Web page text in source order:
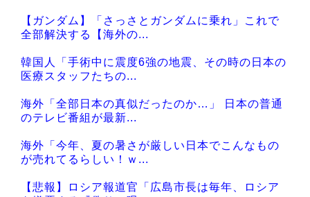
【ガンダム】「さっさとガンダムに乗れ」これで
全部解決する【海外の...
韓国人「手術中に震度6強の地震、その時の日本の
医療スタッフたちの...
海外「全部日本の真似だったのか…」 日本の普通
のテレビ番組が最新...
海外「今年、夏の暑さが厳しい日本でこんなもの
が売れてるらしい！ｗ...
【悲報】ロシア報道官「広島市長は毎年、ロシア